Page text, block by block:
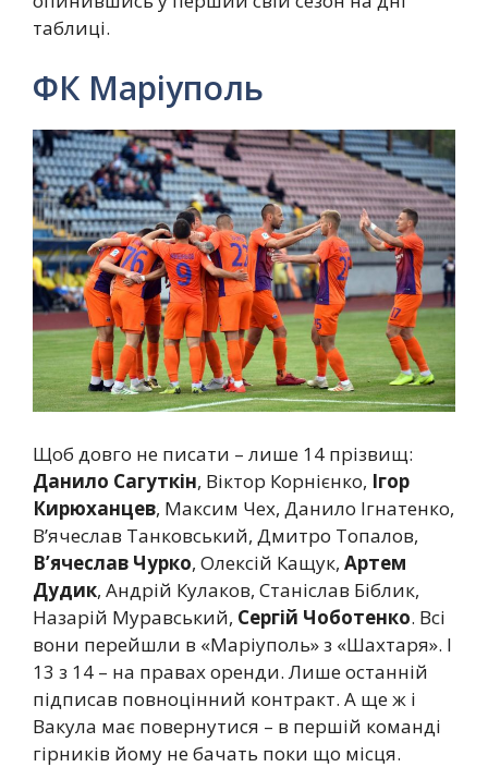
таблиці.
ФК Маріуполь
Щоб довго не писати – лише 14 прізвищ:
Данило Сагуткін, Віктор Корнієнко, Ігор
Кирюханцев, Максим Чех, Данило Ігнатенко,
В’ячеслав Танковський, Дмитро Топалов,
В’ячеслав Чурко, Олексій Кащук, Артем
Дудик, Андрій Кулаков, Станіслав Біблик,
Назарій Муравський, Сергій Чоботенко. Всі
вони перейшли в «Маріуполь» з «Шахтаря». І
13 з 14 – на правах оренди. Лише останній
підписав повноцінний контракт. А ще ж і
Вакула має повернутися – в першій команді
гірників йому не бачать поки що місця.